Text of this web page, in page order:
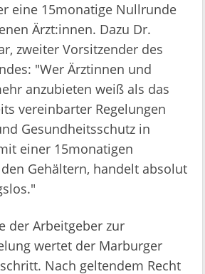
eine 15monatige Nullrunde
Ärzt:innen. Dazu Dr.
zweiter Vorsitzender des
"Wer Ärztinnen und
anzubieten weiß als das
vereinbarter Regelungen
Gesundheitsschutz in
einer 15monatigen
Gehältern, handelt absolut
der Arbeitgeber zur
wertet der Marburger
Nach geltendem Recht